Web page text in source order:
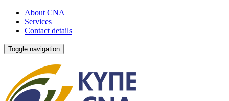
About CNA
Services
Contact details
Toggle navigation